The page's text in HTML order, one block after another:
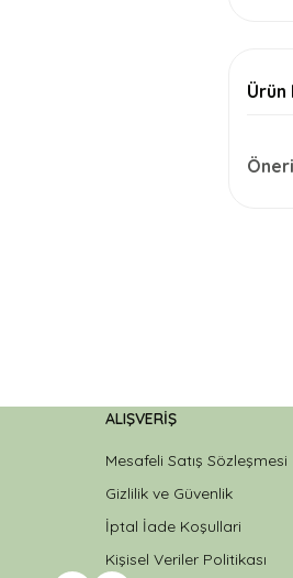
Ürün
ALIŞVERIŞ
Mesafeli Satış Sözleşmesi
Gizlilik ve Güvenlik
İptal İade Koşullari
Kişisel Veriler Politikası